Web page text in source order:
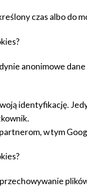
czas albo do
anonimowe
identyfikację.
w tym